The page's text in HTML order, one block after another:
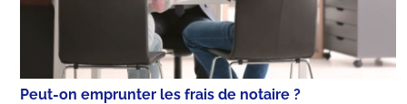
Peut-on emprunter les frais de notaire ?